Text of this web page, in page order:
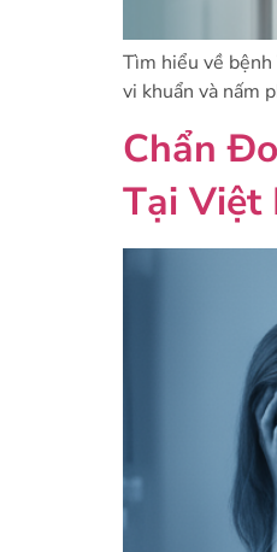
Tìm hiểu về
vi khuẩn và nấm
Chẩn
Tại Việt